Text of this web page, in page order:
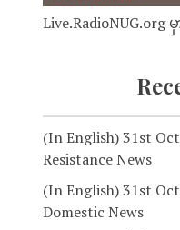
(In English) 31st
Resistance News
(In English) 31st
Domestic News